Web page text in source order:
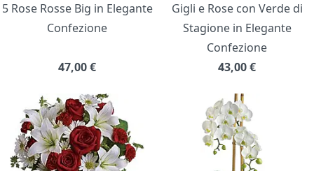
5 Rose Rosse Big in Elegante
Confezione
47,00€
Gigli e Rose con Verde di
Stagione in Elegante
Confezione
43,00€